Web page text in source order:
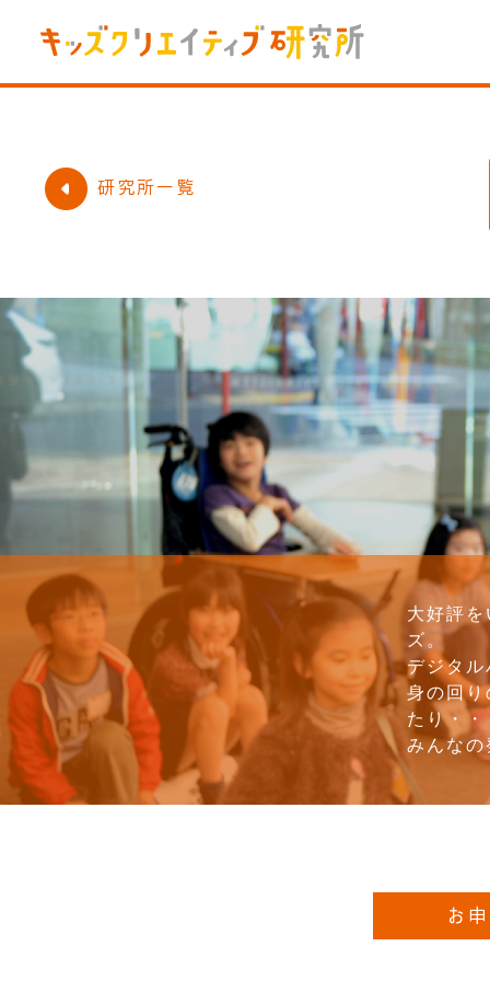
研究所一覧
大好評
ズ。
デジタル
身の回り
たり・・
みんなの
お